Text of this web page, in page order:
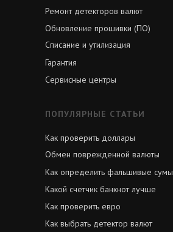
ПОПУЛЯРНЫЕ СТАТЬИ
Как проверить доллары
Обмен поврежденной валюты
Как определить фальшивые сумы
Какой счетчик банкнот лучше
Как проверить евро
Как выбрать детектор валют
Ремонт детекторов валют
Обновление прошивки (ПО)
Списание и утилизация
Гарантия
Сервисные центры